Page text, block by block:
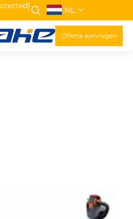
NL
Offerte aanvragen